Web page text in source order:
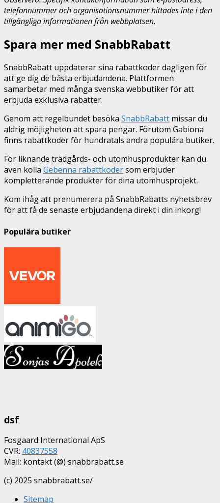
telefonnummer och organisationsnummer hittades inte i den
tillgängliga informationen från webbplatsen.
Spara mer med SnabbRabatt
SnabbRabatt uppdaterar sina rabattkoder dagligen för
att ge dig de bästa erbjudandena. Plattformen
samarbetar med många svenska webbutiker för att
erbjuda exklusiva rabatter.
Genom att regelbundet besöka SnabbRabatt missar du
aldrig möjligheten att spara pengar. Förutom Gabiona
finns rabattkoder för hundratals andra populära butiker.
För liknande trädgårds- och utomhusprodukter kan du
även kolla Gebenna rabattkodersom erbjuder
kompletterande produkter för dina utomhusprojekt.
Kom ihåg att prenumerera på SnabbRabatts nyhetsbrev
för att få de senaste erbjudandena direkt i din inkorg!
Populära butiker
dsf
Fosgaard International ApS
CVR: 40837558
Mail: kontakt (@) snabbrabatt.se
(c) 2025 snabbrabatt.se/
Sitemap